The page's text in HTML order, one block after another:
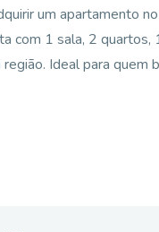
um apartamento
com 1 sala, 2 quartos,
Ideal para quem